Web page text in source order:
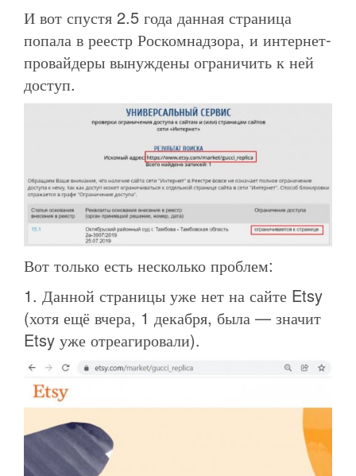
И вот спустя 2.5 года данная страница
попала в реестр Роскомнадзора, и интернет-
провайдеры вынуждены ограничить к ней
доступ.
Вот только есть несколько проблем:
1. Данной страницы уже нет на сайте Etsy
(хотя ещё вчера, 1 декабря, была — значит
Etsy уже отреагировали).